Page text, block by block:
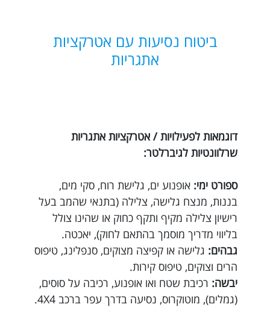
ביטוח נסיעות עם אטרקציות
אתגריות
דוגמאות לפעילויות / אטרקציות אתגריות
שרלוונטיות לגיברלטר:
ספורט ימי: אופנוע ים, גלישת רוח, סקי מים,
בננות, מנצח גלישה, צלילה (בתנאי שהמב בעל
רישיון צלילה מקיף ותקף כחוק או שהינו צולל
בליווי מדריך מוסמך בהתאם לחוק), יאכטה.
גבהים: גלישה או קפיצה מצוקים, סנפלינג, טיפוס
הרים וצוקים, טיפוס קירות.
יבשה: רכיבת שטח ואו אופנוע, רכיבה על סוסים,
(גמלים), מוטוקרוס, נסיעה בדרך עפר ברכב 4X4.